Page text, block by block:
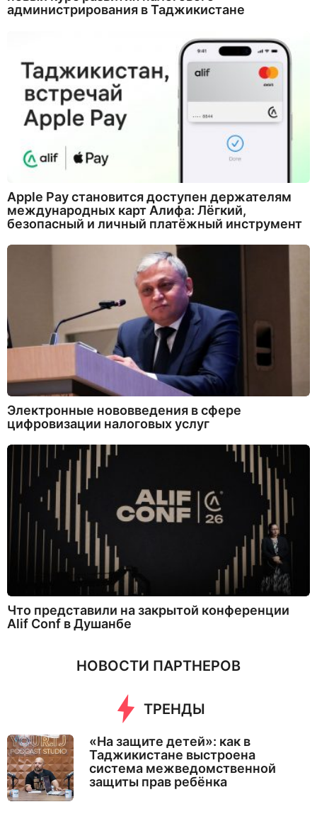
администрирования в Таджикистане
Apple Pay становится доступен держателям
международных карт Алифа: Лёгкий,
безопасный и личный платёжный инструмент
Электронные нововведения в сфере
цифровизации налоговых услуг
Что представили на закрытой конференции
Alif Conf в Душанбе
НОВОСТИ ПАРТНЕРОВ
ТРЕНДЫ
«На защите детей»: как в
Таджикистане выстроена
система межведомственной
защиты прав ребёнка